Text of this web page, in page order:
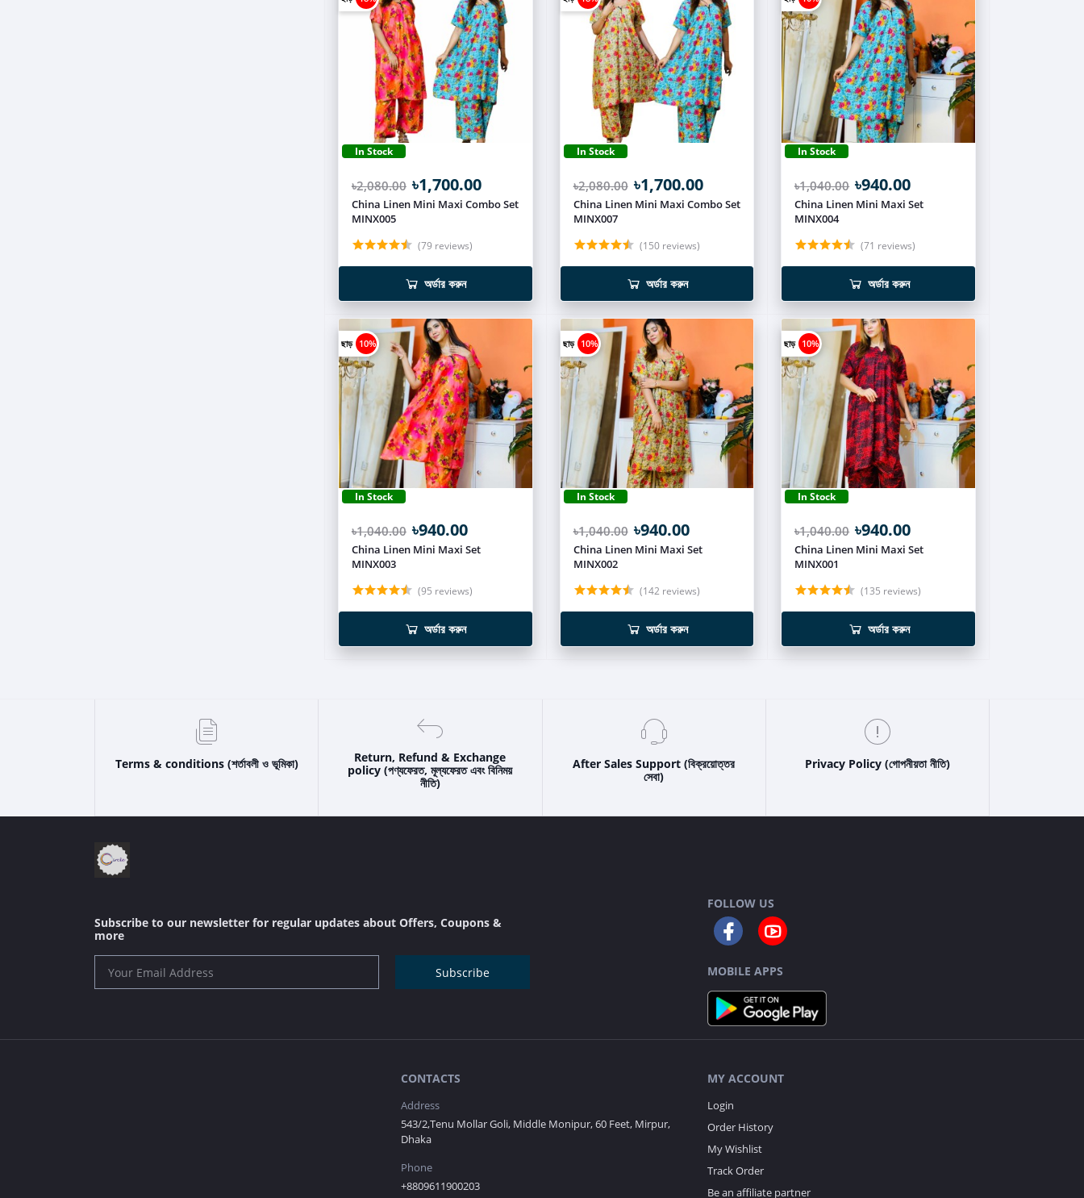
In Stock
৳2,080.00 ৳1,700.00
China Linen Mini Maxi Combo Set
MINX005
(79 reviews)
অর্ডার করুন
In Stock
৳2,080.00 ৳1,700.00
China Linen Mini Maxi Combo Set
MINX007
(150 reviews)
অর্ডার করুন
In Stock
৳1,040.00 ৳940.00
China Linen Mini Maxi Set
MINX004
(71 reviews)
অর্ডার করুন
ছাড় 10%
In Stock
৳1,040.00 ৳940.00
China Linen Mini Maxi Set
MINX003
(95 reviews)
অর্ডার করুন
ছাড় 10%
In Stock
৳1,040.00 ৳940.00
China Linen Mini Maxi Set
MINX002
(142 reviews)
অর্ডার করুন
ছাড় 10%
In Stock
৳1,040.00 ৳940.00
China Linen Mini Maxi Set
MINX001
(135 reviews)
অর্ডার করুন
Terms & conditions (শর্তাবলী ও ভূমিকা)
Return, Refund & Exchange
policy (পণ্যফেরত, মূল্যফেরত এবং বিনিময়
নীতি)
After Sales Support (বিক্রয়োত্তর
সেবা)
Privacy Policy (গোপনীয়তা নীতি)
Subscribe to our newsletter for regular updates about Offers, Coupons &
more
Subscribe
FOLLOW US
MOBILE APPS
CONTACTS
Address
543/2,Tenu Mollar Goli, Middle Monipur, 60 Feet, Mirpur,
Dhaka
Phone
+8809611900203
MY ACCOUNT
Login
Order History
My Wishlist
Track Order
Be an affiliate partner